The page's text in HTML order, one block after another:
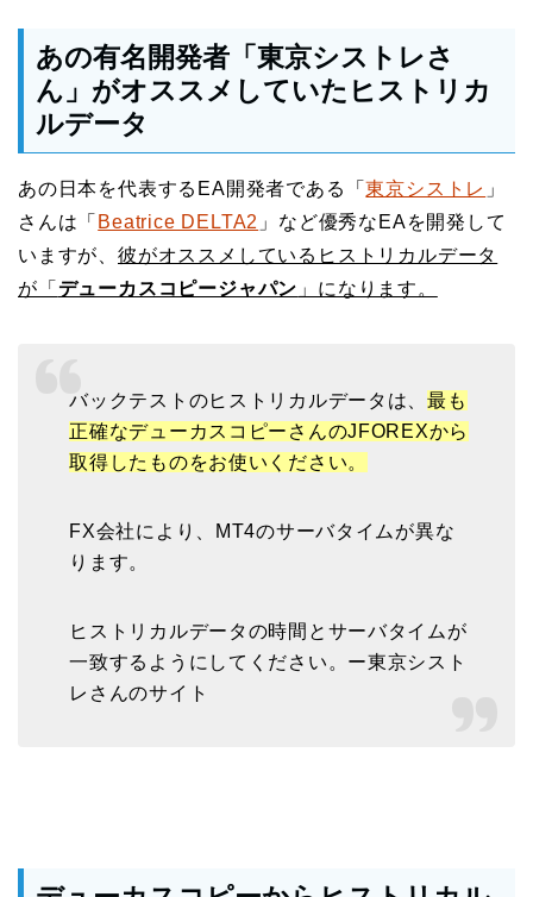
あの有名開発者「東京シストレさ
ん」がオススメしていたヒストリカ
ルデータ
あの日本を代表するEA開発者である「東京シストレ 」
さんは「 Beatrice DELTA2 」など優秀なEAを開発して
いますが、 彼がオススメしているヒストリカルデータ
が「 デューカスコピージャパン 」になります。
バックテストのヒストリカルデータは、最も
正確なデューカスコピーさんのJFOREXから
取得したものをお使いください。
FX会社により、MT4のサーバタイムが異な
ります。
ヒストリカルデータの時間とサーバタイムが
一致するようにしてください。ー東京シスト
レさんのサイト